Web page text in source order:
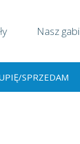
Nasz
SPRZEDAM